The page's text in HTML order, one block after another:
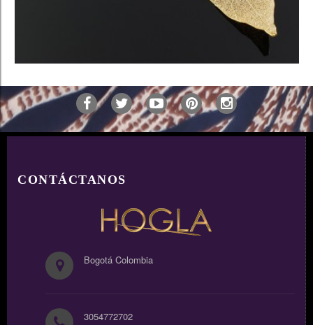
AÑADIR
CONTÁCTANOS
Bogotá Colombia
3054772702